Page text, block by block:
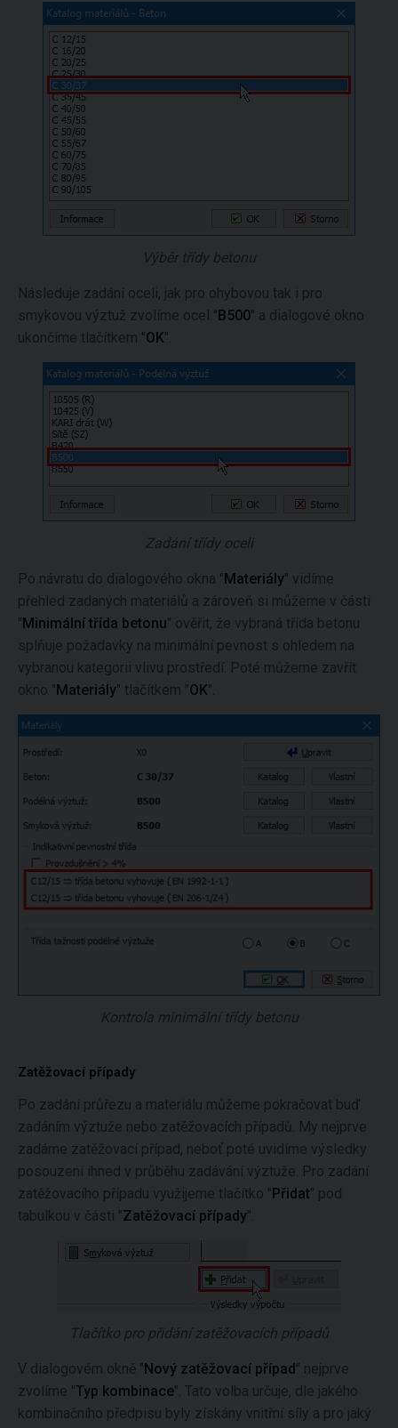
Výběr třídy betonu
Následuje zadání oceli, jak pro ohybovou tak i pro
smykovou výztuž zvolíme ocel "B500" a dialogové okno
ukončíme tlačítkem "OK".
Zadání třídy oceli
Po návratu do dialogového okna "Materiály" vidíme
přehled zadaných materiálů a zároveň si můžeme v části
"Minimální třída betonu" ověřit, že vybraná třída betonu
splňuje požadavky na minimální pevnost s ohledem na
vybranou kategorii vlivu prostředí. Poté můžeme zavřít
okno "Materiály" tlačítkem "OK".
Kontrola minimální třídy betonu
Zatěžovací případy
Po zadání průřezu a materiálu můžeme pokračovat buď
zadáním výztuže nebo zatěžovacích případů. My nejprve
zadáme zatěžovací případ, neboť poté uvidíme výsledky
posouzení ihned v průběhu zadávání výztuže. Pro zadání
zatěžovacího případu využijeme tlačítko "Přidat" pod
tabulkou v části "Zatěžovací případy".
Tlačítko pro přidání zatěžovacích případů
V dialogovém okně "Nový zatěžovací případ" nejprve
zvolíme "Typ kombinace". Tato volba určuje, dle jakého
kombinačního předpisu byly získány vnitřní síly a pro jaký